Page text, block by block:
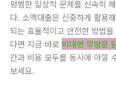
평범한 일상적 문제를 신속히
다. 소액대출은 신중하게 활용
되는 효율적이고 안전한 방법
다면 지금 바로 비대면 무방문
간과 비용 모두를 동시에 아낄
보세요.